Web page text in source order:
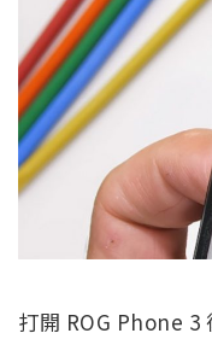
打開 ROG Phone 3